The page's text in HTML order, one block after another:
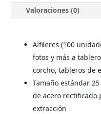
Valoraciones (0)
Alfileres (100
fotos y más a
corcho, tableros de
Tamaño estándar
de acero rectificado
extracción